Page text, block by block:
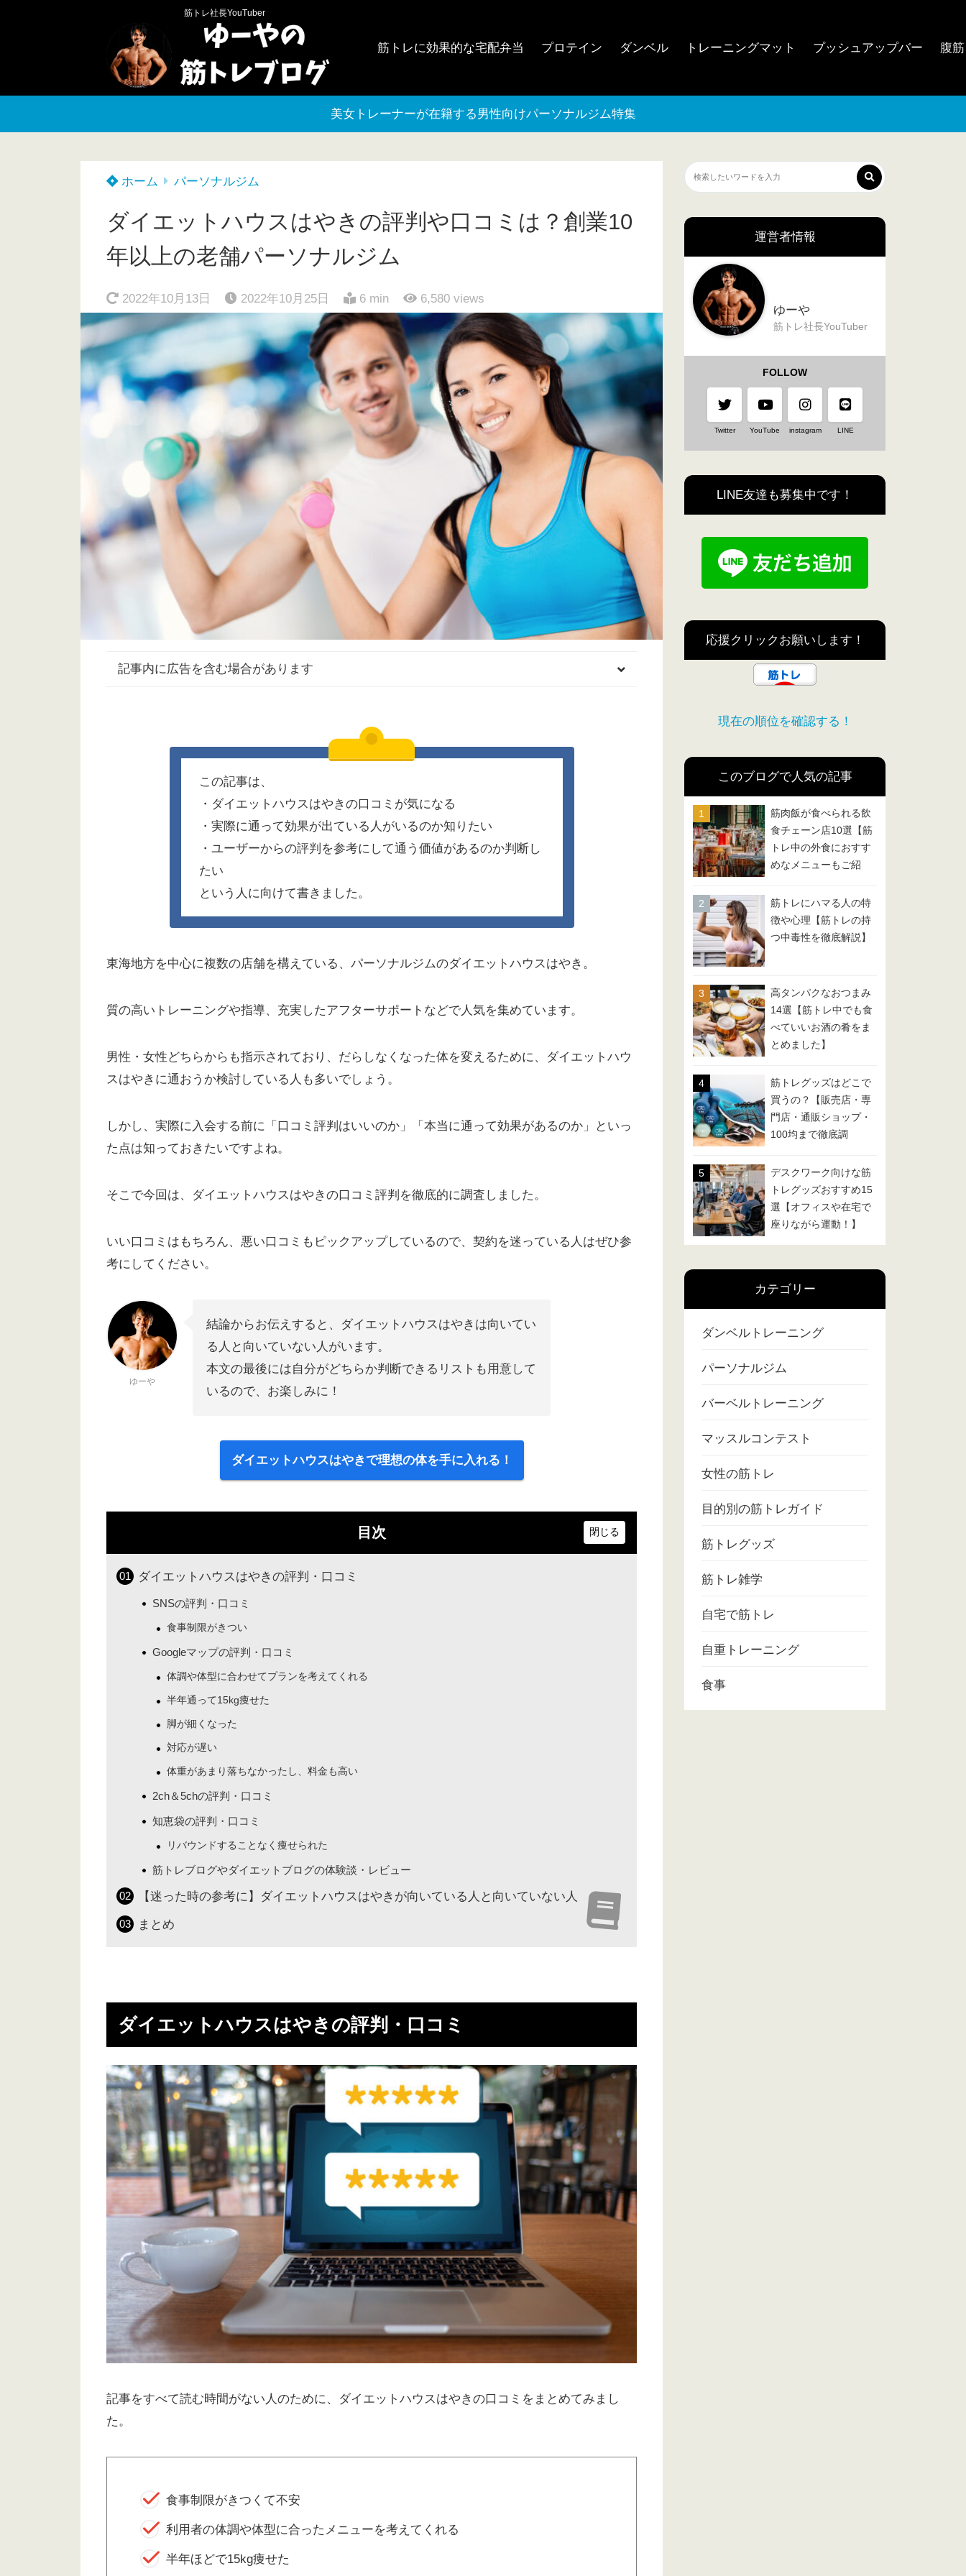
筋トレ社長YouTuber
筋トレに効果的な宅配弁当 プロテイン ダンベル トレーニングマット プッシュアップバー 腹
美女トレーナーが在籍する男性向けパーソナルジム特集
ホーム パーソナルジム
ダイエットハウスはやきの評判や口コミは？創業10
年以上の老舗パーソナルジム
2022年10月13日 2022年10月25日 6 min 6,580 views
記事内に広告を含む場合があります
この記事は、
・ダイエットハウスはやきの口コミが気になる
・実際に通って効果が出ている人がいるのか知りたい
・ユーザーからの評判を参考にして通う価値があるのか判断し
たい
という人に向けて書きました。
東海地方を中心に複数の店舗を構えている、パーソナルジムのダイエットハウスはやき。
質の高いトレーニングや指導、充実したアフターサポートなどで人気を集めています。
男性・女性どちらからも指示されており、だらしなくなった体を変えるために、ダイエットハウ
スはやきに通おうか検討している人も多いでしょう。
しかし、実際に入会する前に「口コミ評判はいいのか」「本当に通って効果があるのか」といっ
た点は知っておきたいですよね。
そこで今回は、ダイエットハウスはやきの口コミ評判を徹底的に調査しました。
いい口コミはもちろん、悪い口コミもピックアップしているので、契約を迷っている人はぜひ参
考にしてください。
ゆーや
結論からお伝えすると、ダイエットハウスはやきは向いてい
る人と向いていない人がいます。
本文の最後には自分がどちらか判断できるリストも用意して
いるので、お楽しみに！
ダイエットハウスはやきで理想の体を手に入れる！
目次
ダイエットハウスはやきの評判・口コミ
SNSの評判・口コミ
食事制限がきつい
Googleマップの評判・口コミ
体調や体型に合わせてプランを考えてくれる
半年通って15kg痩せた
脚が細くなった
対応が遅い
体重があまり落ちなかったし、料金も高い
2ch＆5chの評判・口コミ
知恵袋の評判・口コミ
リバウンドすることなく痩せられた
筋トレブログやダイエットブログの体験談・レビュー
【迷った時の参考に】ダイエットハウスはやきが向いている人と向いていない人
まとめ
ダイエットハウスはやきの評判・口コミ
記事をすべて読む時間がない人のために、ダイエットハウスはやきの口コミをまとめてみまし
た。
食事制限がきつくて不安
利用者の体調や体型に合ったメニューを考えてくれる
半年ほどで15kg痩せた
運営者情報
ゆーや
筋トレ社長YouTuber
FOLLOW
Twitter YouTube instagram LINE
LINE友達も募集中です！
応援クリックお願いします！
現在の順位を確認する！
このブログで人気の記事
筋肉飯が食べられる飲
食チェーン店10選【筋
トレ中の外食におすす
めなメニューもご紹
筋トレにハマる人の特
徴や心理【筋トレの持
つ中毒性を徹底解説】
高タンパクなおつまみ
14選【筋トレ中でも食
べていいお酒の肴をま
とめました】
筋トレグッズはどこで
買うの？【販売店・専
門店・通販ショップ・
100均まで徹底調
デスクワーク向けな筋
トレグッズおすすめ15
選【オフィスや在宅で
座りながら運動！】
カテゴリー
ダンベルトレーニング
パーソナルジム
バーベルトレーニング
マッスルコンテスト
女性の筋トレ
目的別の筋トレガイド
筋トレグッズ
筋トレ雑学
自宅で筋トレ
自重トレーニング
食事